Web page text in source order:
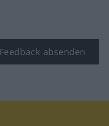
Feedback absenden